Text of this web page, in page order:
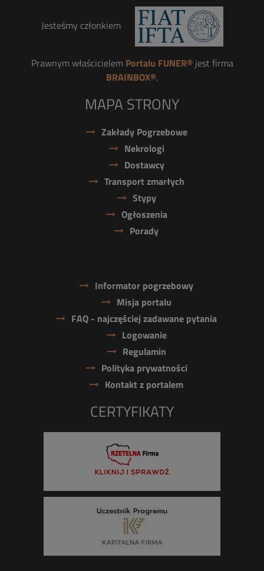
Jesteśmy członkiem
Prawnym właścicielem Portalu FUNER®jest firma
BRAINBOX®.
MAPA STRONY
Zakłady Pogrzebowe
Nekrologi
Dostawcy
Transport zmarłych
Stypy
Ogłoszenia
Porady
Informator pogrzebowy
Misja portalu
FAQ - najczęściej zadawane pytania
Logowanie
Regulamin
Polityka prywatności
Kontakt z portalem
CERTYFIKATY